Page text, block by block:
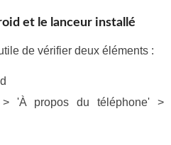
et le lanceur installé
de vérifier deux éléments :
> 'À propos du téléphone' >